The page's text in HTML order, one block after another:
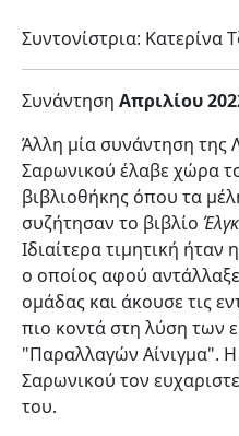
Συντονίστρια: Κατερίνα
Συνάντηση Απριλίου
Άλλη μία συνάντηση της
Σαρωνικού έλαβε χώρα
βιβλιοθήκης όπου τα
συζήτησαν το βιβλίο
Ιδιαίτερα τιμητική
ο οποίος αφού
ομάδας και άκουσε τις
πιο κοντά στη λύση των
"Παραλλαγών Αίνιγμα".
Σαρωνικού τον
του.